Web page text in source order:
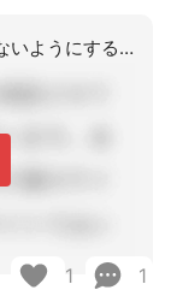
確かに本人の行動を抑制し、自由に動けないようにするのは虐待の疑いにもなりますが、
1 1